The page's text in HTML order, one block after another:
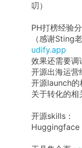
叨）
PH打榜经验分
（感谢Sting
udify.app
效果还需要调
开源出海运营
开源launch的
关于转化的相
开源skills：
Huggingface